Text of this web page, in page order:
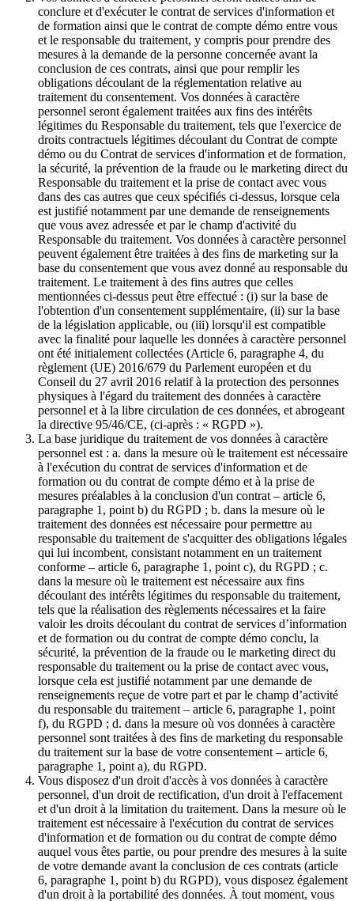
conclure et d'exécuter le contrat de services d'information et
de formation ainsi que le contrat de compte démo entre vous
et le responsable du traitement, y compris pour prendre des
mesures à la demande de la personne concernée avant la
conclusion de ces contrats, ainsi que pour remplir les
obligations découlant de la réglementation relative au
traitement du consentement. Vos données à caractère
personnel seront également traitées aux fins des intérêts
légitimes du Responsable du traitement, tels que l'exercice de
droits contractuels légitimes découlant du Contrat de compte
démo ou du Contrat de services d'information et de formation,
la sécurité, la prévention de la fraude ou le marketing direct du
Responsable du traitement et la prise de contact avec vous
dans des cas autres que ceux spécifiés ci-dessus, lorsque cela
est justifié notamment par une demande de renseignements
que vous avez adressée et par le champ d'activité du
Responsable du traitement. Vos données à caractère personnel
peuvent également être traitées à des fins de marketing sur la
base du consentement que vous avez donné au responsable du
traitement. Le traitement à des fins autres que celles
mentionnées ci-dessus peut être effectué : (i) sur la base de
l'obtention d'un consentement supplémentaire, (ii) sur la base
de la législation applicable, ou (iii) lorsqu'il est compatible
avec la finalité pour laquelle les données à caractère personnel
ont été initialement collectées (Article 6, paragraphe 4, du
règlement (UE) 2016/679 du Parlement européen et du
Conseil du 27 avril 2016 relatif à la protection des personnes
physiques à l'égard du traitement des données à caractère
personnel et à la libre circulation de ces données, et abrogeant
la directive 95/46/CE, (ci-après : « RGPD »).
La base juridique du traitement de vos données à caractère
personnel est : a. dans la mesure où le traitement est nécessaire
à l'exécution du contrat de services d'information et de
formation ou du contrat de compte démo et à la prise de
mesures préalables à la conclusion d'un contrat – article 6,
paragraphe 1, point b) du RGPD ; b. dans la mesure où le
traitement des données est nécessaire pour permettre au
responsable du traitement de s'acquitter des obligations légales
qui lui incombent, consistant notamment en un traitement
conforme – article 6, paragraphe 1, point c), du RGPD ; c.
dans la mesure où le traitement est nécessaire aux fins
découlant des intérêts légitimes du responsable du traitement,
tels que la réalisation des règlements nécessaires et la faire
valoir les droits découlant du contrat de services d’information
et de formation ou du contrat de compte démo conclu, la
sécurité, la prévention de la fraude ou le marketing direct du
responsable du traitement ou la prise de contact avec vous,
lorsque cela est justifié notamment par une demande de
renseignements reçue de votre part et par le champ d’activité
du responsable du traitement – article 6, paragraphe 1, point
f), du RGPD ; d. dans la mesure où vos données à caractère
personnel sont traitées à des fins de marketing du responsable
du traitement sur la base de votre consentement – article 6,
paragraphe 1, point a), du RGPD.
Vous disposez d'un droit d'accès à vos données à caractère
personnel, d'un droit de rectification, d'un droit à l'effacement
et d'un droit à la limitation du traitement. Dans la mesure où le
traitement est nécessaire à l'exécution du contrat de services
d'information et de formation ou du contrat de compte démo
auquel vous êtes partie, ou pour prendre des mesures à la suite
de votre demande avant la conclusion de ces contrats (article
6, paragraphe 1, point b) du RGPD), vous disposez également
d'un droit à la portabilité des données. À tout moment, vous